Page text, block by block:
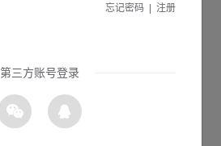
忘记密码 注册
第三方账号登录